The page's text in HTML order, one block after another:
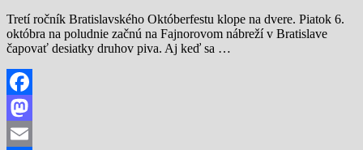
Tretí ročník Bratislavského Októberfestu klope na dvere. Piatok 6.
októbra na poludnie začnú na Fajnorovom nábreží v Bratislave
čapovať desiatky druhov piva. Aj keď sa …
Facebook
Mastodon